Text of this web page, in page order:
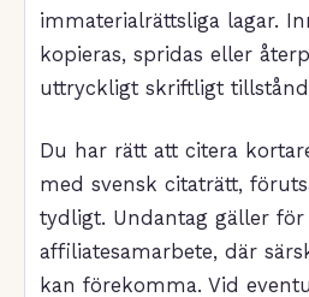
immaterialrättsliga lagar.
kopieras, spridas eller
uttryckligt skriftligt
Du har rätt att citera
med svensk citaträtt,
tydligt. Undantag gäller för
affiliatesamarbete, där
kan förekomma. Vid